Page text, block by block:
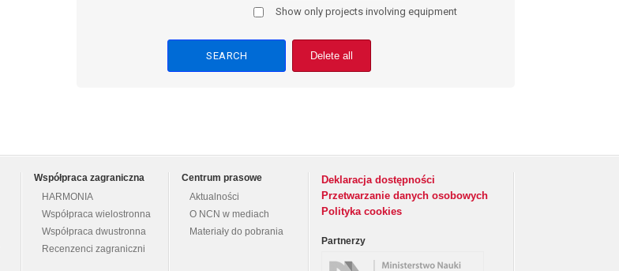
Show only projects involving equipment
Delete all
Współpraca zagraniczna
HARMONIA
Współpraca wielostronna
Współpraca dwustronna
Recenzenci zagraniczni
Centrum prasowe
Aktualności
O NCN w mediach
Materiały do pobrania
Deklaracja dostępności
Przetwarzanie danych osobowych
Polityka cookies
Partnerzy